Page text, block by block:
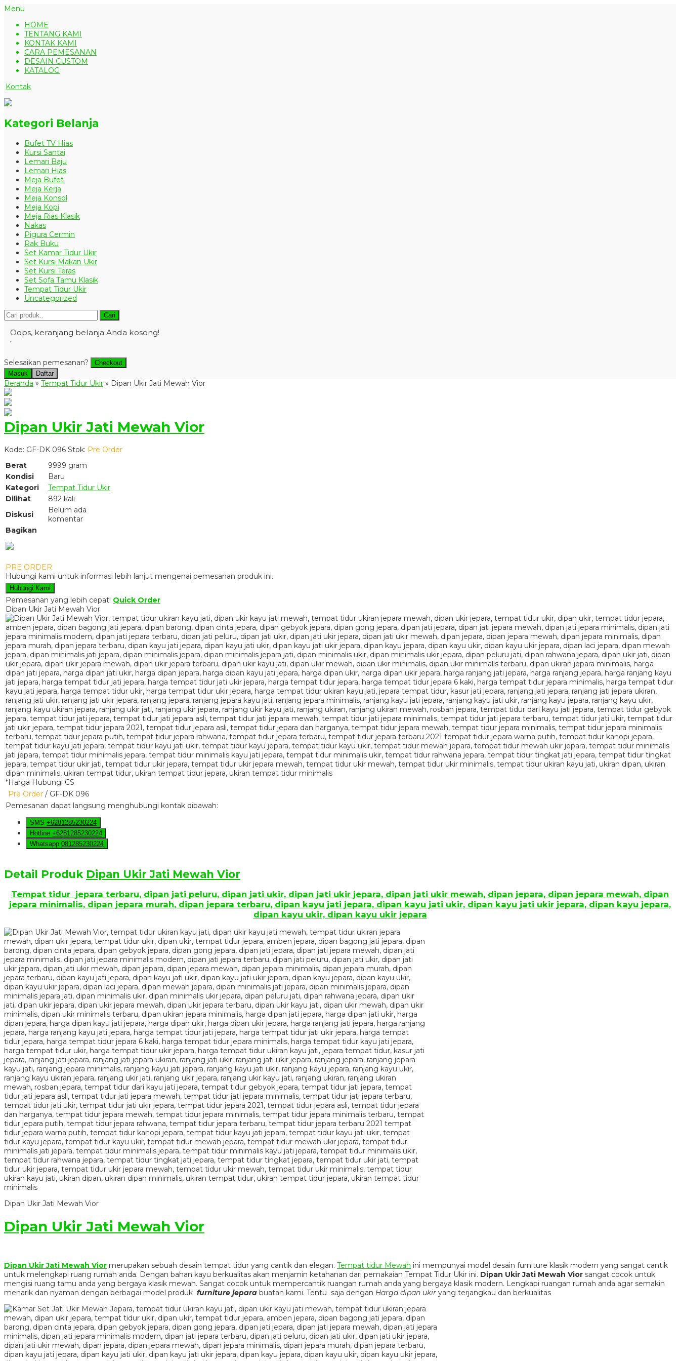
Menu
HOME
TENTANG KAMI
KONTAK KAMI
CARA PEMESANAN
DESAIN CUSTOM
KATALOG
Kontak
Kategori Belanja
Bufet TV Hias
Kursi Santai
Lemari Baju
Lemari Hias
Meja Bufet
Meja Kerja
Meja Konsol
Meja Kopi
Meja Rias Klasik
Nakas
Pigura Cermin
Rak Buku
Set Kamar Tidur Ukir
Set Kursi Makan Ukir
Set Kursi Teras
Set Sofa Tamu Klasik
Tempat Tidur Ukir
Uncategorized
Cari
Oops, keranjang belanja Anda kosong!
Selesaikan pemesanan?
Checkout
Masuk
Daftar
Beranda » Tempat Tidur Ukir » Dipan Ukir Jati Mewah Vior
Dipan Ukir Jati Mewah Vior
Kode: GF-DK 096 Stok: Pre Order
Berat
9999 gram
Kondisi
Baru
Kategori
Tempat Tidur Ukir
Dilihat
892 kali
Diskusi
Belum ada
komentar
Bagikan
PRE ORDER
Hubungi kami untuk informasi lebih lanjut mengenai pemesanan produk ini.
Hubungi Kami
Pemesanan yang lebih cepat! Quick Order
Dipan Ukir Jati Mewah Vior
*Harga Hubungi CS
Pre Order / GF-DK 096
Pemesanan dapat langsung menghubungi kontak dibawah:
SMS +6281285230224
Hotline +6281285230224
Whatsapp 081285230224
Detail Produk Dipan Ukir Jati Mewah Vior
Tempat tidur jepara terbaru, dipan jati peluru, dipan jati ukir, dipan jati ukir jepara, dipan jati ukir mewah, dipan jepara, dipan jepara mewah, dipan
jepara minimalis, dipan jepara murah, dipan jepara terbaru, dipan kayu jati jepara, dipan kayu jati ukir, dipan kayu jati ukir jepara, dipan kayu jepara,
dipan kayu ukir, dipan kayu ukir jepara
Dipan Ukir Jati Mewah Vior
Dipan Ukir Jati Mewah Vior
Dipan Ukir Jati Mewah Vior merupakan sebuah desain tempat tidur yang cantik dan elegan. Tempat tidur Mewah ini mempunyai model desain furniture klasik modern yang sangat cantik
untuk melengkapi ruang rumah anda. Dengan bahan kayu berkualitas akan menjamin ketahanan dari pemakaian Tempat Tidur Ukir ini. Dipan Ukir Jati Mewah Vior sangat cocok untuk
mengisi ruang tamu anda yang bergaya klasik mewah. Sangat cocok untuk mempercantik ruangan rumah anda yang bergaya klasik modern. Lengkapi ruangan rumah anda agar semakin
menarik dan nyaman dengan berbagai model produk furniture jepara buatan kami. Tentu saja dengan Harga dipan ukir yang terjangkau dan berkualitas